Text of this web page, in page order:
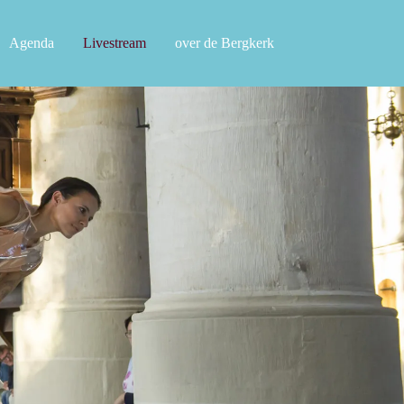
Agenda Livestream over de Bergkerk